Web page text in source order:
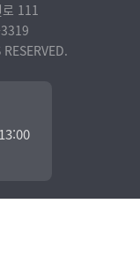
111